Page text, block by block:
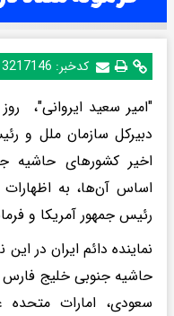
کدخبر: 3217146
"امیر سعید ایروانی"،
دبیرکل سازمان ملل و
اخیر کشورهای حاشیه
اساس آن‌ها، به اظهارات
رئیس جمهور آمریکا و
نماینده دائم ایران در
حاشیه جنوبی خلیج
سعودی، امارات